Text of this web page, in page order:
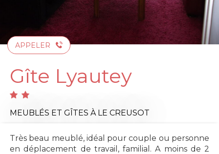
APPELER
Gîte Lyautey
MEUBLÉS ET GÎTES À LE CREUSOT
Très beau meublé, idéal pour couple ou personne
en déplacement de travail, familial. A moins de 2